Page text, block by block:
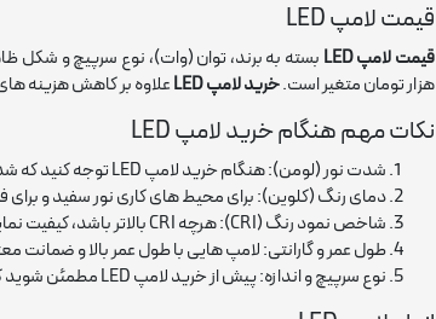
قیمت لامپ LED
قیمت لامپ LED
هزار تومان متغیر است.خرید لامپ LED علاوه بر کاهش هزینه
نکات مهم هنگام خرید لامپ LED
شدت نور (لومن): هنگام خرید لامپ LED توجه کنید که شدت نور مناسب با فضای مورد نظر را انتخاب کنید.
دمای رنگ (کلوین): برای محیط های کاری نور سفید و
شاخص نمود رنگ (CRI): هرچه CRI بالاتر باشد، کیفیت نمایش رنگ ها طبیعی تر خواهد بود.
طول عمر و گارانتی: لامپ هایی با طول عمر بالا و ضمانت
نوع سرپیچ و اندازه: پیش از خرید لامپ LED مطمئن شوید که با چراغ یا لوستر شما سازگار است.